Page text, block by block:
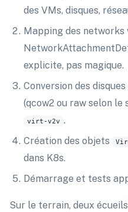
des VMs, disques,
Mapping des networks
explicite, pas magique.
Conversion des
(qcow2 ou raw selon le
virt-v2v .
Création des objets
dans K8s.
Démarrage et tests
Sur le terrain, deux